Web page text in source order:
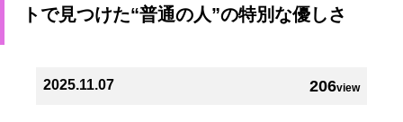
トで見つけた“普通の人”の特別な優しさ
206view
2025.11.07